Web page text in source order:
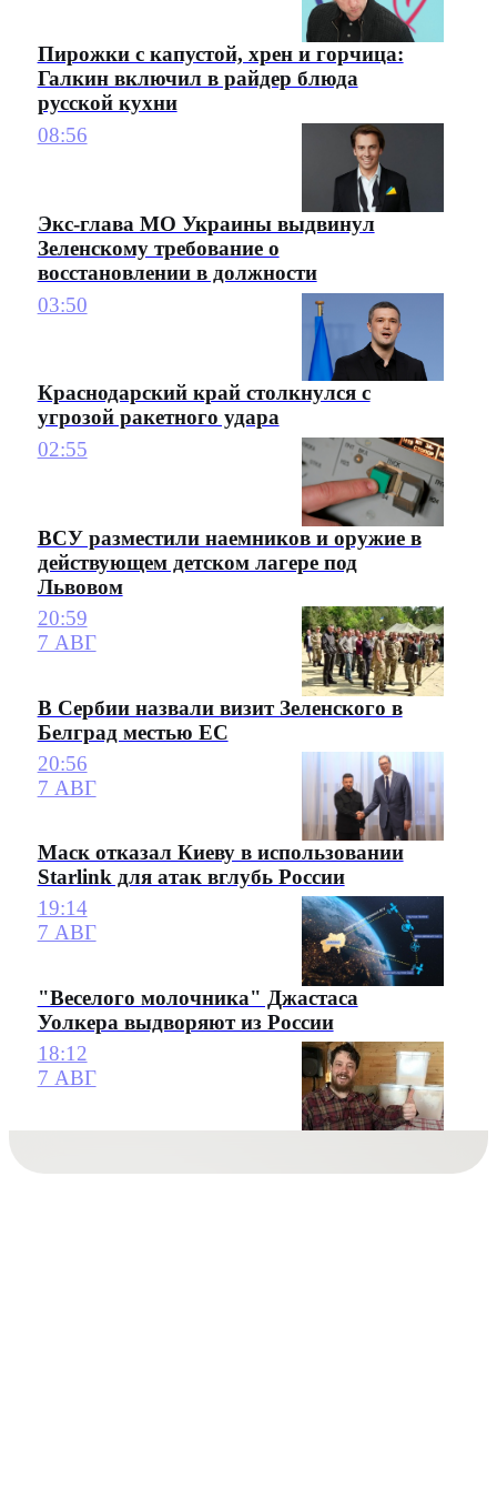
Пирожки с капустой, хрен и горчица:
Галкин включил в райдер блюда
русской кухни
08:56
Экс-глава МО Украины выдвинул
Зеленскому требование о
восстановлении в должности
03:50
Краснодарский край столкнулся с
угрозой ракетного удара
02:55
ВСУ разместили наемников и оружие в
действующем детском лагере под
Львовом
20:59
7 АВГ
В Сербии назвали визит Зеленского в
Белград местью ЕС
20:56
7 АВГ
Маск отказал Киеву в использовании
Starlink для атак вглубь России
19:14
7 АВГ
"Веселого молочника" Джастаса
Уолкера выдворяют из России
18:12
7 АВГ